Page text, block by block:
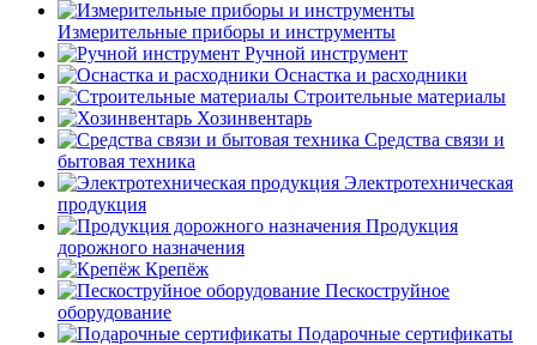
Измерительные приборы и инструменты
Ручной инструмент
Оснастка и расходники
Строительные материалы
Хозинвентарь
Средства связи и
бытовая техника
Электротехническая
продукция
Продукция
дорожного назначения
Крепёж
Пескоструйное
оборудование
Подарочные сертификаты